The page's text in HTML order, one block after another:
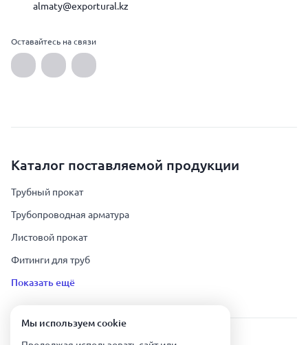
almaty@exportural.kz
Оставайтесь на связи
Каталог поставляемой продукции
Трубный прокат
Трубопроводная арматура
Листовой прокат
Фитинги для труб
Показать ещё
Урал Тех Экспорт — Казахстан © 2019-
Мы используем сookie